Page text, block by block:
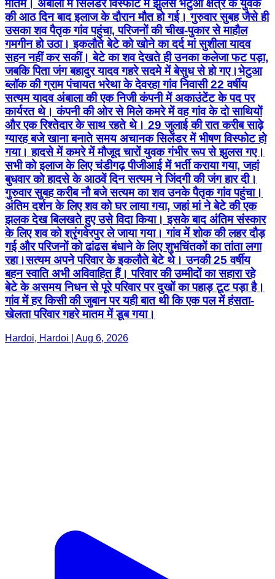
मातम। अंबाला में सिलेंडर विस्फोट में झुलसे भेटुआ क्षेत्र के युवक
की आठ दिन बाद इलाज के दौरान मौत हो गई। गुरुवार सुबह जैसे ही
उसका शव पैतृक गांव पहुंचा, परिजनों की चीख-पुकार से माहौल
गमगीन हो उठा। इकलौते बेटे को खोने का दर्द मां सुशीला यादव
सहन नहीं कर सकीं। बेटे का शव देखते ही उनका कलेजा फट पड़ा,
जबकि पिता जंग बहादुर यादव गहरे सदमे में बेसुध से हो गए।भेटुआ
ब्लॉक की ग्राम पंचायत भरेथा के देवरहा गांव निवासी 22 वर्षीय
सत्यम यादव अंबाला की एक निजी कंपनी में अकाउंटेंट के पद पर
कार्यरत थे। कंपनी की ओर से मिले कमरे में वह गांव के दो साथियों
और एक रिश्तेदार के साथ रहते थे। 29 जुलाई की रात करीब साढ़े
ग्यारह बजे खाना बनाते समय अचानक सिलेंडर में भीषण विस्फोट हो
गया। हादसे में कमरे में मौजूद चारों युवक गंभीर रूप से झुलस गए।
सभी को इलाज के लिए चंडीगढ़ पीजीआई में भर्ती कराया गया, जहां
बुधवार को हादसे के आठवें दिन सत्यम ने जिंदगी की जंग हार दी।
गुरुवार सुबह करीब नौ बजे सत्यम का शव उनके पैतृक गांव पहुंचा।
अंतिम दर्शन के लिए शव को घर लाया गया, जहां मां ने बेटे की एक
झलक देख बिलखते हुए उसे विदा किया। इसके बाद अंतिम संस्कार
के लिए शव को श्रृंगवेरपुर ले जाया गया। गांव में शोक की लहर दौड़
गई और परिजनों को ढांढस बंधाने के लिए शुभचिंतकों का तांता लगा
रहा।सत्यम अपने परिवार के इकलौते बेटे थे। उनकी 25 वर्षीय
बहन स्वाति अभी अविवाहित हैं। परिवार की उम्मीदों का सहारा रहे
बेटे के असमय निधन से पूरे परिवार पर दुखों का पहाड़ टूट पड़ा है।
गांव में हर किसी की जुबान पर यही बात थी कि एक पल में हंसता-
खेलता परिवार गहरे मातम में डूब गया।
Hardoi, Hardoi | Aug 6, 2026